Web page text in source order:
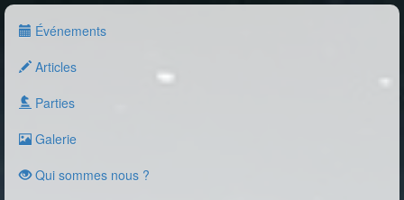
Événements
Articles
Parties
Galerie
Qui sommes nous ?